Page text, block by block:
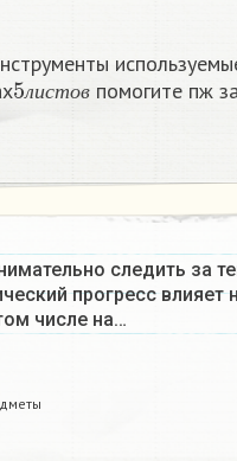
л ист ов
5листов
помогите пж
следить за
прогресс влияет
числе на…